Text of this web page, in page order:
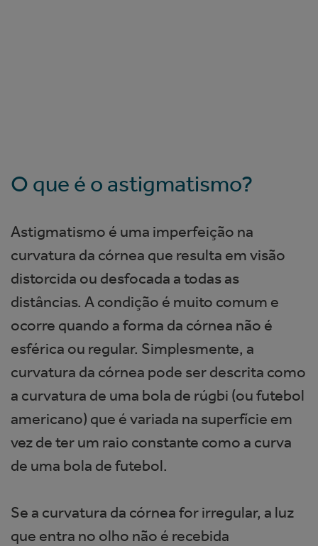
O que é o astigmatismo?
Astigmatismo é uma imperfeição na
curvatura da córnea que resulta em visão
distorcida ou desfocada a todas as
distâncias. A condição é muito comum e
ocorre quando a forma da córnea não é
esférica ou regular. Simplesmente, a
curvatura da córnea pode ser descrita como
a curvatura de uma bola de rúgbi (ou futebol
americano) que é variada na superfície em
vez de ter um raio constante como a curva
de uma bola de futebol.
Se a curvatura da córnea for irregular, a luz
que entra no olho não é recebida